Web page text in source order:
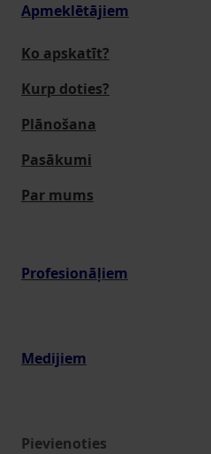
Apmeklētājiem
Ko apskatīt?
Kurp doties?
Plānošana
Pasākumi
Par mums
Profesionāļiem
Medijiem
Pievienoties